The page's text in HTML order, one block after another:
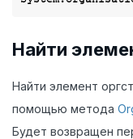
Найти
Найти элемент
помощью метода
Будет возвращен